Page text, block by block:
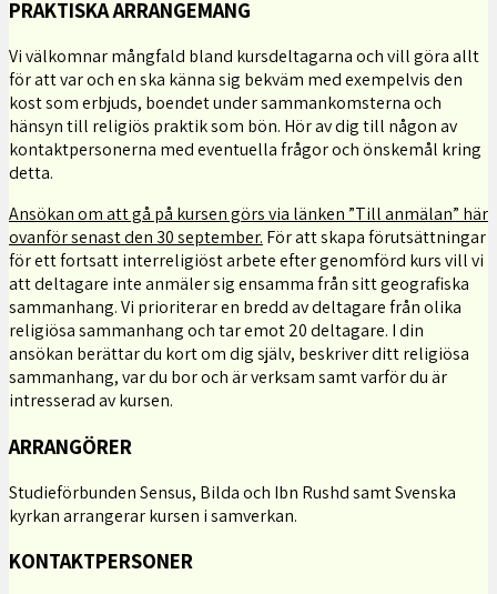
PRAKTISKA ARRANGEMANG
Vi välkomnar mångfald bland kursdeltagarna och vill göra allt
för att var och en ska känna sig bekväm med exempelvis den
kost som erbjuds, boendet under sammankomsterna och
hänsyn till religiös praktik som bön. Hör av dig till någon av
kontaktpersonerna med eventuella frågor och önskemål kring
detta.
Ansökan om att gå på kursen görs via länken ”Till anmälan” här
ovanför senast den 30 september. För att skapa förutsättningar
för ett fortsatt interreligiöst arbete efter genomförd kurs vill vi
att deltagare inte anmäler sig ensamma från sitt geografiska
sammanhang. Vi prioriterar en bredd av deltagare från olika
religiösa sammanhang och tar emot 20 deltagare. I din
ansökan berättar du kort om dig själv, beskriver ditt religiösa
sammanhang, var du bor och är verksam samt varför du är
intresserad av kursen.
ARRANGÖRER
Studieförbunden Sensus, Bilda och Ibn Rushd samt Svenska
kyrkan arrangerar kursen i samverkan.
KONTAKTPERSONER